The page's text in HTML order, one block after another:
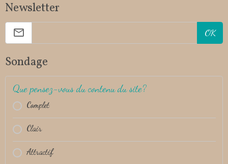
Newsletter
OK
Sondage
Que pensez-vous du contenu du site?
Complet
Clair
Attractif